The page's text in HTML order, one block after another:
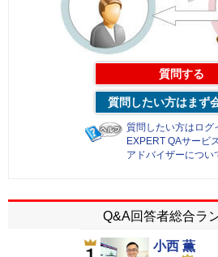
質問する
質問したい方はまず
質問したい方はログ
EXPERT QAサービ
アドバイザーについ
Q&A回答者総合ラ
小西 薫